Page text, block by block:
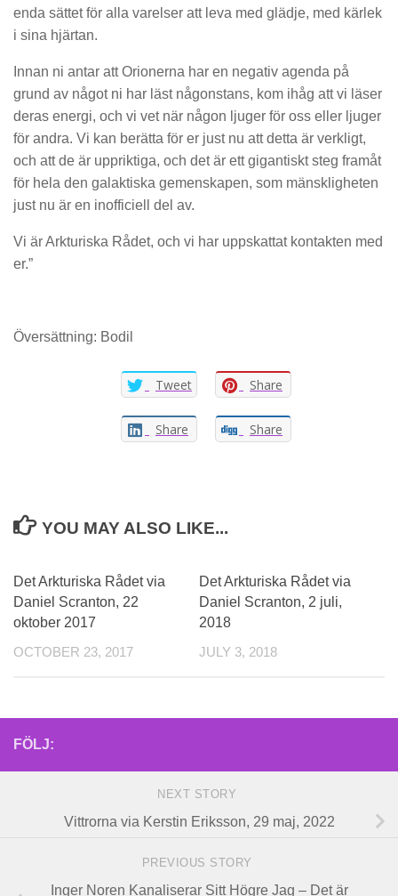
enda sättet för alla varelser att leva med glädje, med kärlek
i sina hjärtan.
Innan ni antar att Orionerna har en negativ agenda på
grund av något ni har läst någonstans, kom ihåg att vi läser
deras energi, och vi vet när någon ljuger för oss eller ljuger
för andra. Vi kan berätta för er just nu att detta är verkligt,
och att de är uppriktiga, och det är ett gigantiskt steg framåt
för hela den galaktiska gemenskapen, som mänskligheten
just nu är en inofficiell del av.
Vi är Arkturiska Rådet, och vi har uppskattat kontakten med
er.”
Översättning: Bodil
Tweet Share
Share Share
YOU MAY ALSO LIKE...
Det Arkturiska Rådet via
Daniel Scranton, 22
oktober 2017
OCTOBER 23, 2017
Det Arkturiska Rådet via
Daniel Scranton, 2 juli,
2018
JULY 3, 2018
FÖLJ:
NEXT STORY
Vittrorna via Kerstin Eriksson, 29 maj, 2022
PREVIOUS STORY
Inger Noren Kanaliserar Sitt Högre Jag – Det är